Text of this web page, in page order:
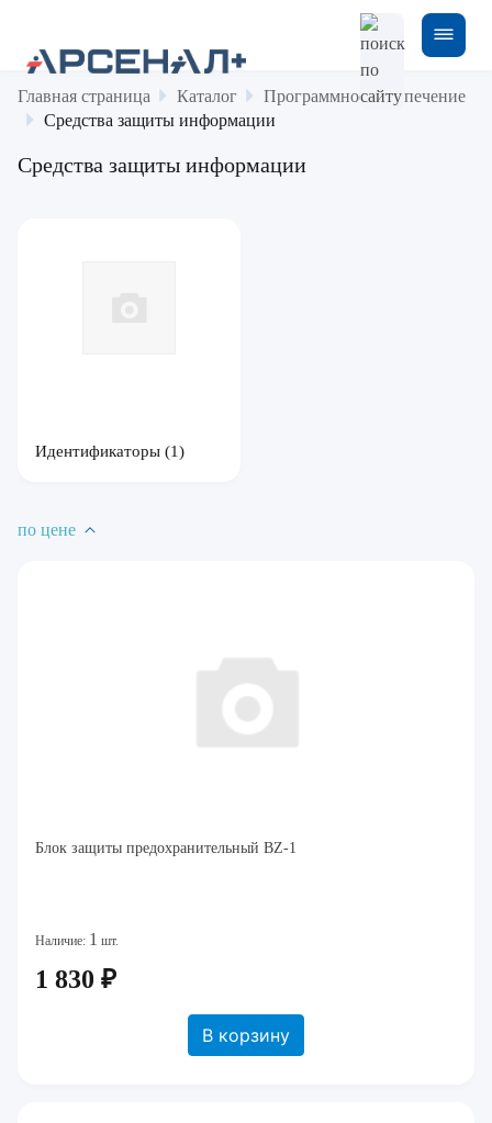
Главная страница Каталог
Программное обеспечение
Средства защиты информации
Средства защиты информации
Идентификаторы (1)
по цене
Блок защиты предохранительный BZ-1
Наличие: 1 шт.
1 830 ₽
В корзину